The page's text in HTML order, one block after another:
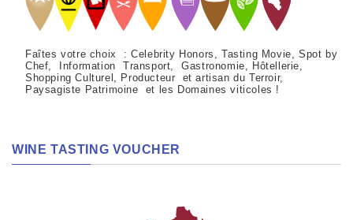
Faîtes votre choix : Celebrity Honors, Tasting Movie, Spot by
Chef, Information Transport, Gastronomie, Hôtellerie,
Shopping Culturel, Producteur et artisan du Terroir,
Paysagiste Patrimoine et les Domaines viticoles !
WINE TASTING VOUCHER